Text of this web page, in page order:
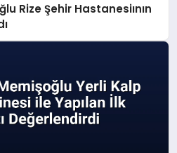
Rize Şehir Hastanesiının